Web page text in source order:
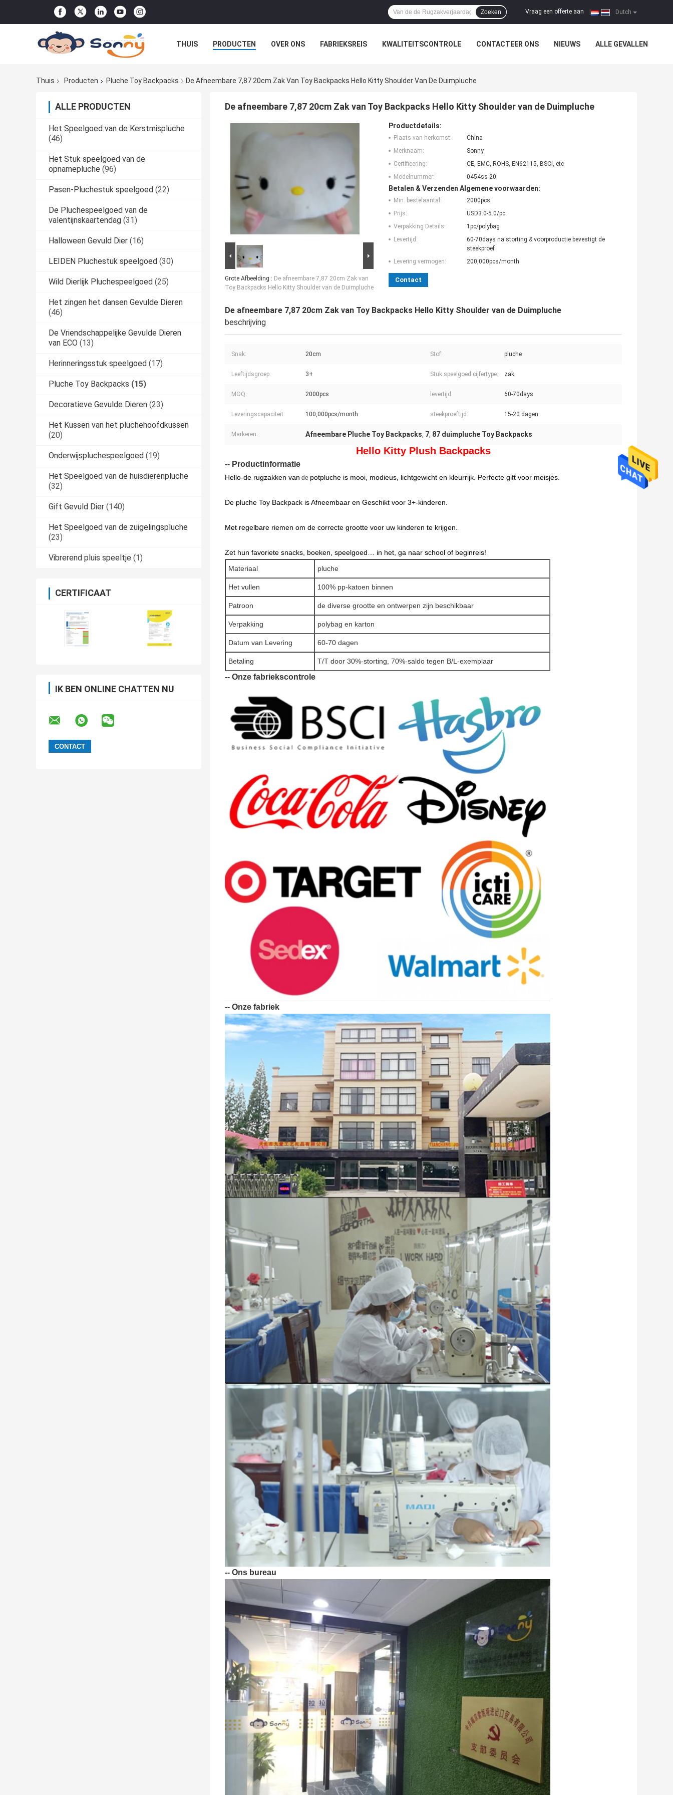
Dutch
Vraag een offerte aan
Zoeken
THUIS PRODUCTEN OVER ONS FABRIEKSREIS KWALITEITSCONTROLE CONTACTEER ONS NIEUWS ALLE GEVALLEN
Thuis
Producten Pluche Toy Backpacks De Afneembare 7,87 20cm Zak Van Toy Backpacks Hello Kitty Shoulder Van De Duimpluche
ALLE PRODUCTEN
Het Speelgoed van de Kerstmispluche
(46)
Het Stuk speelgoed van de
opnamepluche (96)
Pasen-Pluchestuk speelgoed (22)
De Pluchespeelgoed van de
valentijnskaartendag (31)
Halloween Gevuld Dier (16)
LEIDEN Pluchestuk speelgoed (30)
Wild Dierlijk Pluchespeelgoed (25)
Het zingen het dansen Gevulde Dieren
(46)
De Vriendschappelijke Gevulde Dieren
van ECO (13)
Herinneringsstuk speelgoed (17)
Pluche Toy Backpacks (15)
Decoratieve Gevulde Dieren (23)
Het Kussen van het pluchehoofdkussen
(20)
Onderwijspluchespeelgoed (19)
Het Speelgoed van de huisdierenpluche
(32)
Gift Gevuld Dier (140)
Het Speelgoed van de zuigelingspluche
(23)
Vibrerend pluis speeltje (1)
CERTIFICAAT
IK BEN ONLINE CHATTEN NU
De afneembare 7,87 20cm Zak van Toy Backpacks Hello Kitty Shoulder van de Duimpluche
Grote Afbeelding : De afneembare 7,87 20cm Zak van
Toy Backpacks Hello Kitty Shoulder van de Duimpluche
Productdetails:
Plaats van herkomst:
China
Merknaam:
Sonny
Certificering:
CE, EMC, ROHS, EN62115, BSCI, etc
Modelnummer:
0454ss-20
Betalen & Verzenden Algemene voorwaarden:
Min. bestelaantal:
2000pcs
Prijs:
USD3.0-5.0/pc
Verpakking Details:
1pc/polybag
Levertijd:
60-70days na storting & voorproductie bevestigt de
steekproef
Levering vermogen:
200,000pcs/month
Contact
De afneembare 7,87 20cm Zak van Toy Backpacks Hello Kitty Shoulder van de Duimpluche
beschrijving
Snak: 20cm Stof: pluche
Leeftijdsgroep: 3+ Stuk speelgoed cijfertype: zak
MOQ: 2000pcs levertijd: 60-70days
Leveringscapaciteit: 100,000pcs/month steekproeftijd: 15-20 dagen
Markeren: Afneembare Pluche Toy Backpacks, 7, 87 duimpluche Toy Backpacks
Hello Kitty Plush Backpacks
-- Productinformatie
Hello-de rugzakken van de potpluche is mooi, modieus, lichtgewicht en kleurrijk. Perfecte gift voor meisjes.
De pluche Toy Backpack is Afneembaar en Geschikt voor 3+-kinderen.
Met regelbare riemen om de correcte grootte voor uw kinderen te krijgen.
Zet hun favoriete snacks, boeken, speelgoed… in het, ga naar school of beginreis!
Materiaal
pluche
Het vullen 100% pp-katoen binnen
Patroon de diverse grootte en ontwerpen zijn beschikbaar
Verpakking polybag en karton
Datum van Levering 60-70 dagen
Betaling T/T door 30%-storting, 70%-saldo tegen B/L-exemplaar
-- Onze fabriekscontrole
-- Onze fabriek
-- Ons bureau